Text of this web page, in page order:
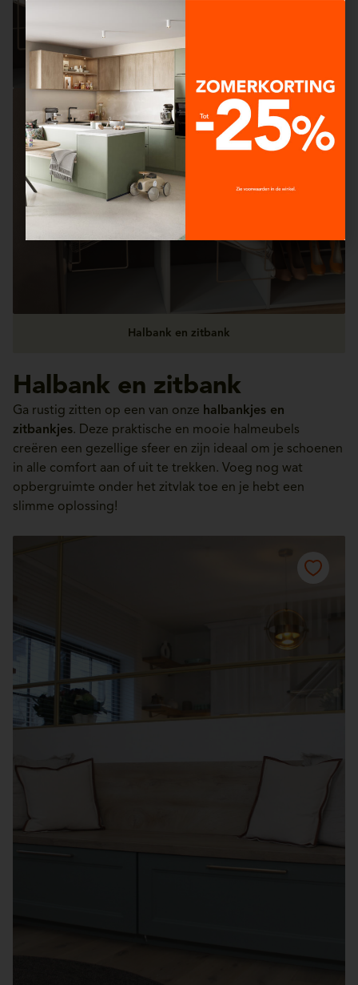
Halbank en zitbank
Halbank en zitbank
Ga rustig zitten op een van onze halbankjes en
zitbankjes. Deze praktische en mooie halmeubels
creëren een gezellige sfeer en zijn ideaal om je schoenen
in alle comfort aan of uit te trekken. Voeg nog wat
opbergruimte onder het zitvlak toe en je hebt een
slimme oplossing!